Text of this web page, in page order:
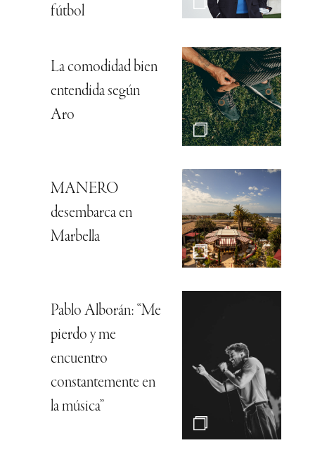
fútbol
La comodidad bien
entendida según
Aro
MANERO
desembarca en
Marbella
Pablo Alborán: “Me
pierdo y me
encuentro
constantemente en
la música”